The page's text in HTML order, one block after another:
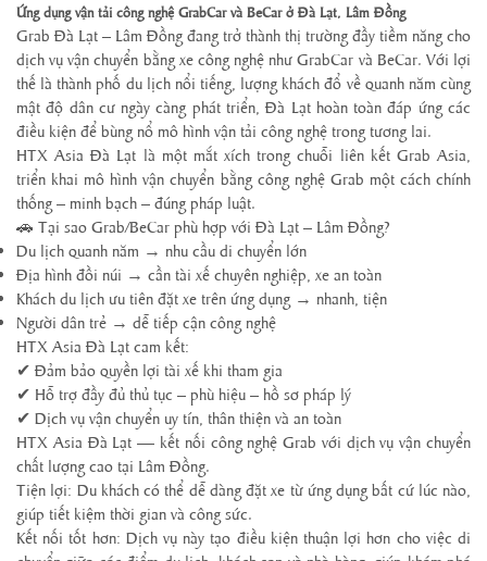
Ứng dụng vận tải công nghệ GrabCar và BeCar ở Đà Lạt, Lâm Đồng
Grab Đà Lạt – Lâm Đồng đang trở thành thị trường đầy tiềm năng cho
dịch vụ vận chuyển bằng xe công nghệ như GrabCar và BeCar. Với lợi
thế là thành phố du lịch nổi tiếng, lượng khách đổ về quanh năm cùng
mật độ dân cư ngày càng phát triển, Đà Lạt hoàn toàn đáp ứng các
điều kiện để bùng nổ mô hình vận tải công nghệ trong tương lai.
HTX Asia Đà Lạt là một mắt xích trong chuỗi liên kết Grab Asia,
triển khai mô hình vận chuyển bằng công nghệ Grab một cách chính
thống – minh bạch – đúng pháp luật.
🚗 Tại sao Grab/BeCar phù hợp với Đà Lạt – Lâm Đồng?
Du lịch quanh năm → nhu cầu di chuyển lớn
Địa hình đồi núi → cần tài xế chuyên nghiệp, xe an toàn
Khách du lịch ưu tiên đặt xe trên ứng dụng → nhanh, tiện
Người dân trẻ → dễ tiếp cận công nghệ
HTX Asia Đà Lạt cam kết:
✔ Đảm bảo quyền lợi tài xế khi tham gia
✔ Hỗ trợ đầy đủ thủ tục – phù hiệu – hồ sơ pháp lý
✔ Dịch vụ vận chuyển uy tín, thân thiện và an toàn
HTX Asia Đà Lạt — kết nối công nghệ Grab với dịch vụ vận chuyển
chất lượng cao tại Lâm Đồng.
Tiện lợi: Du khách có thể dễ dàng đặt xe từ ứng dụng bất cứ lúc nào,
giúp tiết kiệm thời gian và công sức.
Kết nối tốt hơn: Dịch vụ này tạo điều kiện thuận lợi hơn cho việc di